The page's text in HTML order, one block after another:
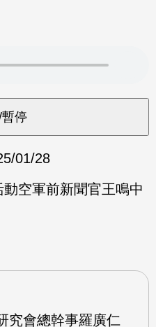
01/28
空軍前新聞官王鳴中
究會總幹事羅廣仁